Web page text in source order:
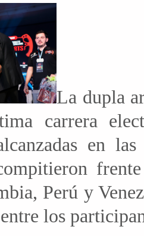
La dupla
carrera
en
Perú y
los